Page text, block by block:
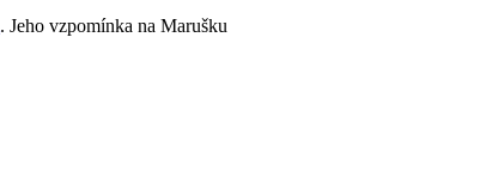
. Jeho vzpomínka na Marušku